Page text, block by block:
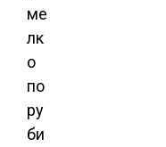
ме
лк
о
по
ру
би